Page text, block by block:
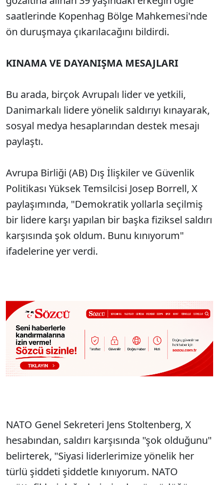
saatlerinde Kopenhag Bölge Mahkemesi'nde
ön duruşmaya çıkarılacağını bildirdi.
KINAMA VE DAYANIŞMA MESAJLARI
Bu arada, birçok Avrupalı lider ve yetkili,
Danimarkalı lidere yönelik saldırıyı kınayarak,
sosyal medya hesaplarından destek mesajı
paylaştı.
Avrupa Birliği (AB) Dış İlişkiler ve Güvenlik
Politikası Yüksek Temsilcisi Josep Borrell, X
paylaşımında, "Demokratik yollarla seçilmiş
bir lidere karşı yapılan bir başka fiziksel saldırı
karşısında şok oldum. Bunu kınıyorum"
ifadelerine yer verdi.
NATO Genel Sekreteri Jens Stoltenberg, X
hesabından, saldırı karşısında "şok olduğunu"
belirterek, "Siyasi liderlerimize yönelik her
türlü şiddeti şiddetle kınıyorum. NATO